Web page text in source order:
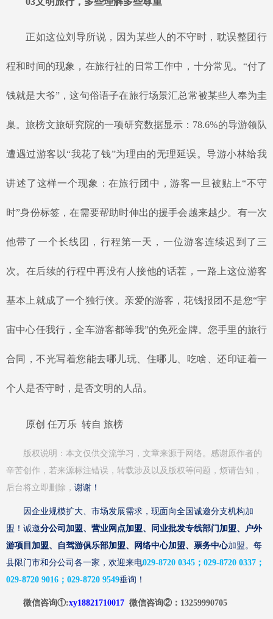
正如这位刘导所说，因为某些人的不守时，耽误整团行
程和时间的现象，在旅行社的日常工作中，十分常见。 “付了
钱就是大爷”，这句俗语子在旅行场景汇总常被某些人奉为圭
臬。旅榜文旅研究院的一项研究数据显示：78.6%的导游领队
遭遇过游客以“我花了钱”为理由的无理延误。导游小林给我
讲述了这样一个现象：在旅行团中，游客一旦被贴上“不守
时”身份标签，在需要帮助时伸出的援手会越来越少。有一次
他带了一个长线团，行程第一天，一位游客连续迟到了三
次。在后续的行程中再没有人接他的话茬，一路上这位游客
基本上就成了一个独行侠。亲爱的游客，花钱报团不是您“宇
宙中心任我行，全车游客都等我”的免死金牌。您手里的旅行
合同，不光写着您能去哪儿玩、住哪儿、吃啥、还印证着一
个人是否守时，是否文明的人品。
原创 任万乐 转自 旅榜
版权说明：本文仅供交流学习，文章来源于网络。感谢原作者的
辛苦创作，若来源标注错误，转载涉及以及版权等问题，烦请告知，
后台将立即删除， 谢谢！
因企业规模扩大、市场发展需求，现面向全国诚邀分支机构加
盟！诚邀分公司加盟、营业网点加盟、同业批发专线部门加盟、户外
游项目加盟、自驾游俱乐部加盟、网络中心加盟、票务中心加盟。每
县限门市和分公司各一家，欢迎来电029-8720 0345；029-8720 0337；
029-8720 9016；029-8720 9549垂询！
微信咨询①:xy18821710017微信咨询② ： 13259990705